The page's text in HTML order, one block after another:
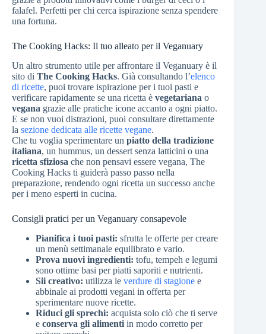
falafel. Perfetti per chi cerca ispirazione senza spendere
una fortuna.
The Cooking Hacks: Il tuo alleato per il Veganuary
Un altro strumento utile per affrontare il Veganuary è il
sito di The Cooking Hacks. Già consultando l’elenco
di ricette, puoi trovare ispirazione per i tuoi pasti e
verificare rapidamente se una ricetta è vegetariana o
vegana grazie alle pratiche icone accanto a ogni piatto.
E se non vuoi distrazioni, puoi consultare direttamente
la sezione dedicata alle ricette vegane.
Che tu voglia sperimentare un piatto della tradizione
italiana, un hummus, un dessert senza latticini o una
ricetta sfiziosa che non pensavi essere vegana, The
Cooking Hacks ti guiderà passo passo nella
preparazione, rendendo ogni ricetta un successo anche
per i meno esperti in cucina.
Consigli pratici per un Veganuary consapevole
Pianifica i tuoi pasti: sfrutta le offerte per creare
un menù settimanale equilibrato e vario.
Prova nuovi ingredienti: tofu, tempeh e legumi
sono ottime basi per piatti saporiti e nutrienti.
Sii creativo: utilizza le verdure di stagione e
abbinale ai prodotti vegani in offerta per
sperimentare nuove ricette.
Riduci gli sprechi: acquista solo ciò che ti serve
e conserva gli alimenti in modo corretto per